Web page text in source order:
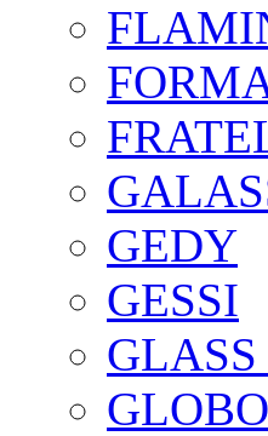
GEDY
GESSI
GLASS